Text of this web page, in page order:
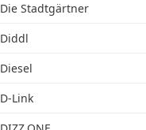
Die Stadtgärtner
Diddl
Diesel
D-Link